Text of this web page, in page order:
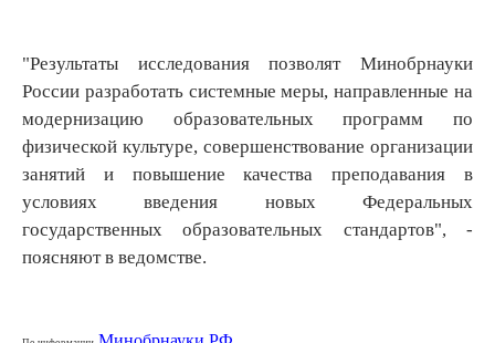
"Результаты исследования позволят Минобрнауки
России разработать системные меры, направленные на
модернизацию образовательных программ по
физической культуре, совершенствование организации
занятий и повышение качества преподавания в
условиях введения новых Федеральных
государственных образовательных стандартов", -
поясняют в ведомстве.